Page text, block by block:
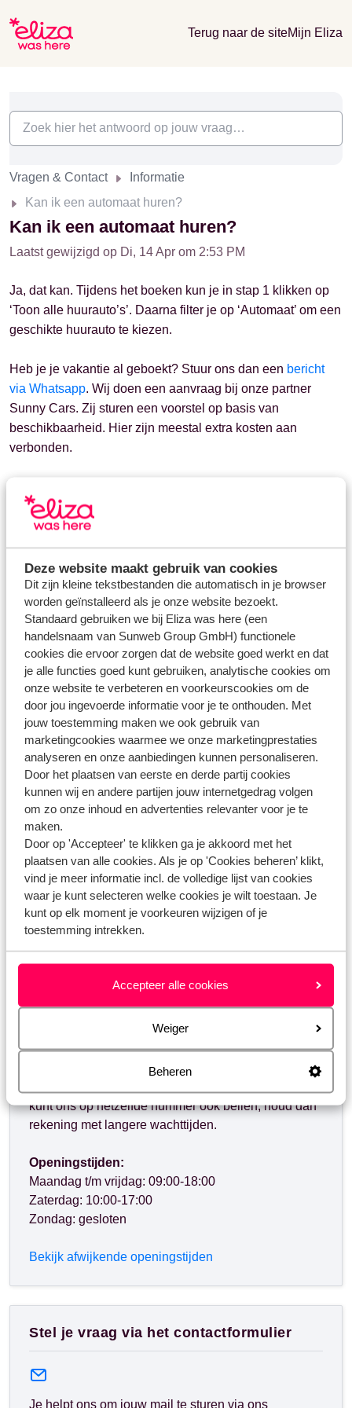
Deze website maakt gebruik van cookies
Dit zijn kleine tekstbestanden die automatisch in je browser
worden geïnstalleerd als je onze website bezoekt.
Standaard gebruiken we bij Eliza was here (een
handelsnaam van Sunweb Group GmbH) functionele
cookies die ervoor zorgen dat de website goed werkt en dat
je alle functies goed kunt gebruiken, analytische cookies om
onze website te verbeteren en voorkeurscookies om de
door jou ingevoerde informatie voor je te onthouden. Met
jouw toestemming maken we ook gebruik van
marketingcookies waarmee we onze marketingprestaties
analyseren en onze aanbiedingen kunnen personaliseren.
Door het plaatsen van eerste en derde partij cookies
kunnen wij en andere partijen jouw internetgedrag volgen
om zo onze inhoud en advertenties relevanter voor je te
maken.
Door op 'Accepteer' te klikken ga je akkoord met het
plaatsen van alle cookies. Als je op 'Cookies beheren’ klikt,
vind je meer informatie incl. de volledige lijst van cookies
waar je kunt selecteren welke cookies je wilt toestaan. Je
kunt op elk moment je voorkeuren wijzigen of je
toestemming intrekken.
Accepteer alle cookies
Weiger
Beheren
Terug naar de siteMijn Eliza
Vragen & Contact
Informatie
Kan ik een automaat huren?
Kan ik een automaat huren?
Laatst gewijzigd op Di, 14 Apr om 2:53 PM
Ja, dat kan. Tijdens het boeken kun je in stap 1 klikken op
‘Toon alle huurauto’s’. Daarna filter je op ‘Automaat’ om een
geschikte huurauto te kiezen.
Heb je je vakantie al geboekt? Stuur ons dan een bericht
via Whatsapp. Wij doen een aanvraag bij onze partner
Sunny Cars. Zij sturen een voorstel op basis van
beschikbaarheid. Hier zijn meestal extra kosten aan
verbonden.
voor je. Wil je dit niet? Dan kun je de handgeschakelde
auto annuleren. Je ontvangt dan een eenmalige korting. De
hoogte hiervan hangt af van je bestemming, reisduur en
reisperiode.
Vragen over hetzelfde onderwerp
Welke autotypes biedt Eliza was here aan?
Welke huurauto is inclusief?
Met wie werkt Eliza samen voor de huurauto?
Heb ik een verzekering nodig voor de huurauto?
Gerelateerde vragen
Transavia - hoe kan ik online inchecken?
Waarom zie ik niet alle reizigers staan als ik stoelen wil
reserveren?
Kan ik reizen met een kind zonder ouders of voogd?
Kan ik de huurauto upgraden?
Heb jij jouw antwoord niet gevonden?
kunt ons op hetzelfde nummer ook bellen, houd dan
rekening met langere wachttijden.
Openingstijden:
Maandag t/m vrijdag: 09:00-18:00
Zaterdag: 10:00-17:00
Zondag: gesloten
Bekijk afwijkende openingstijden
Stel je vraag via het contactformulier
Je helpt ons om jouw mail te sturen via ons